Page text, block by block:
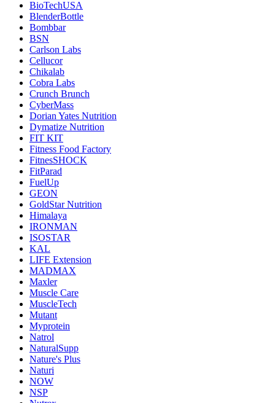
BioTechUSA
BlenderBottle
Bombbar
BSN
Carlson Labs
Cellucor
Chikalab
Cobra Labs
Crunch Brunch
CyberMass
Dorian Yates Nutrition
Dymatize Nutrition
FIT KIT
Fitness Food Factory
FitnesSHOCK
FitParad
FuelUp
GEON
GoldStar Nutrition
Himalaya
IRONMAN
ISOSTAR
KAL
LIFE Extension
MADMAX
Maxler
Muscle Care
MuscleTech
Mutant
Myprotein
Natrol
NaturalSupp
Nature's Plus
Naturi
NOW
NSP